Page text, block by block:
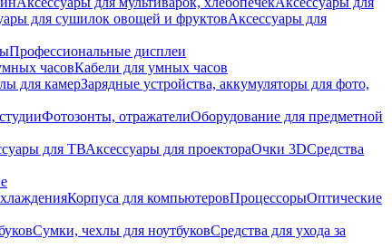
для сушилок овощей и фруктовАксессуары для
Профессиональные дисплеи
часовКабели для умных часов
для камерЗарядные устройства, аккумуляторы для фото,
Фотозонты, отражателиОборудование для предметной
для ТВАксессуары для проектораОчки 3DСредства
Корпуса для компьютеровПроцессорыОптические
Сумки, чехлы для ноутбуковСредства для ухода за